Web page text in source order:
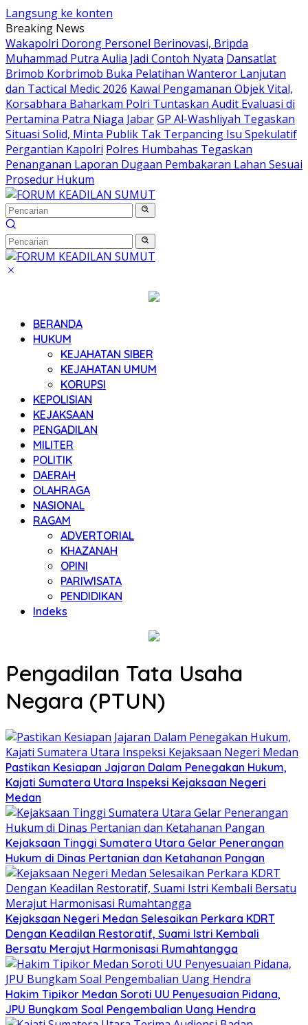
Langsung ke konten
Breaking News
Wakapolri Dorong Personel Berinovasi, Bripda
Muhammad Putra Aulia Jadi Contoh Nyata Dansatlat
Brimob Korbrimob Buka Pelatihan Wanteror Lanjutan
dan Tactical Medic 2026 Kawal Pengamanan Objek Vital,
Korsabhara Baharkam Polri Tuntaskan Audit Evaluasi di
Pertamina Patra Niaga JabarGP Al-Washliyah Tegaskan
Situasi Solid, Minta Publik Tak Terpancing Isu Spekulatif
Pergantian Kapolri Polres Humbahas Tegaskan
Penanganan Laporan Dugaan Pembakaran Lahan Sesuai
Prosedur Hukum
BERANDA
HUKUM
KEJAHATAN SIBER
KEJAHATAN UMUM
KORUPSI
KEPOLISIAN
KEJAKSAAN
PENGADILAN
MILITER
POLITIK
DAERAH
OLAHRAGA
NASIONAL
RAGAM
ADVERTORIAL
KHAZANAH
OPINI
PARIWISATA
PENDIDIKAN
Indeks
Pengadilan Tata Usaha
Negara (PTUN)
Pastikan Kesiapan Jajaran Dalam Penegakan Hukum,
Kajati Sumatera Utara Inspeksi Kejaksaan Negeri
Medan
Kejaksaan Tinggi Sumatera Utara Gelar Penerangan
Hukum di Dinas Pertanian dan Ketahanan Pangan
Kejaksaan Negeri Medan Selesaikan Perkara KDRT
Dengan Keadilan Restoratif, Suami Istri Kembali
Bersatu Merajut Harmonisasi Rumahtangga
Hakim Tipikor Medan Soroti UU Penyesuaian Pidana,
JPU Bungkam Soal Pengembalian Uang Hendra